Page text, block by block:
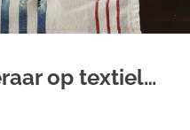
op textiel…